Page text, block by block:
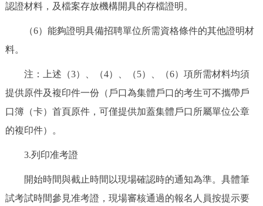
認證材料，及檔案存放機構開具的存檔證明。
（6）能夠證明具備招聘單位所需資格條件的其他證明材
料。
注：上述（3）、（4）、（5）、（6）項所需材料均須
提供原件及複印件一份（戶口為集體戶口的考生可不攜帶戶
口簿（卡）首頁原件，可僅提供加蓋集體戶口所屬單位公章
的複印件）。
3.列印准考證
開始時間與截止時間以現場確認時的通知為準。具體筆
試考試時間參見准考證，現場審核通過的報名人員按提示要